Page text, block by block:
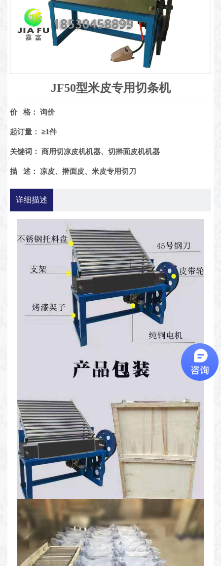
JF50型米皮专用切条机
价 格： 询价
起订量： ≥1件
关键词： 商用切凉皮机机器、切擀面皮机机器
描 述： 凉皮、擀面皮、米皮专用切刀
详细描述